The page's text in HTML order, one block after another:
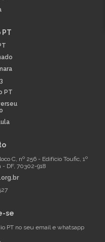
PT
C, nº 256 - Edifício Toufic, 1º
- DF, 70302-918
se
PT no seu email e whatsapp